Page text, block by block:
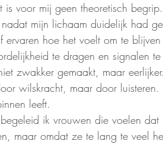
is voor mij geen theoretisch
mijn lichaam duidelijk had
ervaren hoe het voelt om te
te dragen en signalen
zwakker gemaakt, maar
wilskracht, maar door
leeft.
ik vrouwen die voelen
maar omdat ze te lang te veel